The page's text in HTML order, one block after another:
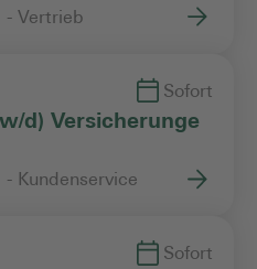
- Vertrieb
Sofort
d) Versicherunge
Kundenservice
Sofort